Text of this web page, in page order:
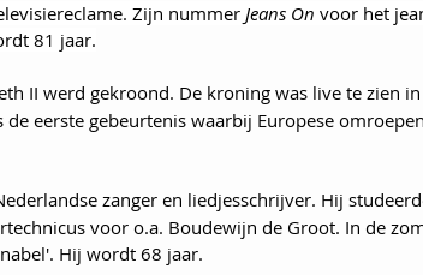
Zijn nummer Jeans On voor het
81 jaar.
II werd gekroond. De kroning was live te zien
de eerste gebeurtenis waarbij Europese
zanger en liedjesschrijver. Hij
voor o.a. Boudewijn de Groot. In de
Hij wordt 68 jaar.